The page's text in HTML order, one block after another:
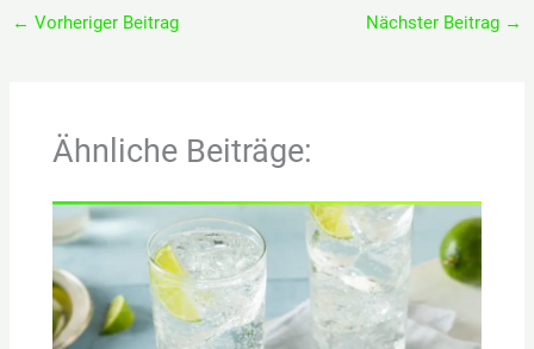
← Vorheriger Beitrag Nächster Beitrag →
Ähnliche Beiträge: